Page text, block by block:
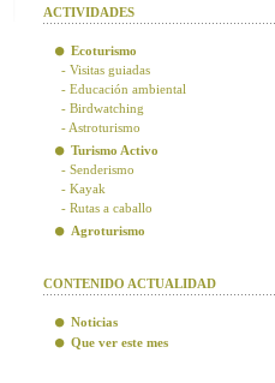
ACTIVIDADES
Ecoturismo
- Visitas guiadas
- Educación ambiental
- Birdwatching
- Astroturismo
Turismo Activo
- Senderismo
- Kayak
- Rutas a caballo
Agroturismo
CONTENIDO ACTUALIDAD
Noticias
Que ver este mes